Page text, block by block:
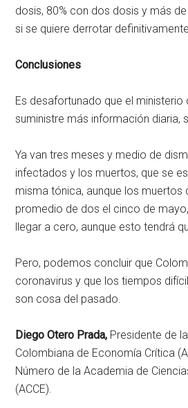
dosis, 80% con dos dosis y más
si se quiere derrotar
Conclusiones
Es desafortunado que el ministerio
suministre más información diaria,
Ya van tres meses y medio de
infectados y los muertos, que se
misma tónica, aunque los muertos
promedio de dos el cinco de
llegar a cero, aunque esto tendrá
Pero, podemos concluir que
coronavirus y que los tiempos
son cosa del pasado.
Diego Otero Prada, Presidente de
Colombiana de Economía Crítica
Número de la Academia de
(ACCE).